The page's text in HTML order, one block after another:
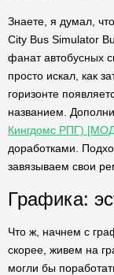
Знаете, я думал,
City Bus Simulator
фанат автобусных
просто искал, как
горизонте
названием.
Кингдомс РПГ)
доработками.
завязываем свои
Графика:
Что ж, начнем с
скорее, живем на
могли бы